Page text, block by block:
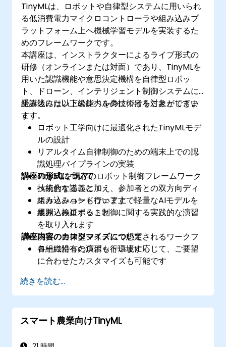
TinyMLは、ロボットや自律型システムに用いられ
る低消費電力マイクロコントローラや組み込みプ
ラットフォーム上へ機械学習モデルを実装するた
めのフレームワークです。
本講座は、インストラクターによるライブ形式の
研修（オンラインまたは対面）であり、TinyMLを
用いた認識機能や意思決定機構を自律型ロボッ
ト、ドローン、インテリジェント制御システムに
組み込みたい上級レベルの技術者を対象としてい
ます。
受講後には以下の能力を身につけることができま
す：
ロボット工学向けに最適化されたTinyMLモデ
ルの設計
リアルタイム自律制御のための端末上での認
識処理パイプラインの実装
TinyMLを既存のロボット制御フレームワーク
へ統合すること
組み込みハードウェア上で軽量なAIモデルを
展開・検証すること
講座の形式について
技術的な講義に加え、参加者との双方向ディ
スカッションも行います
組み込みロボット制御に関する実践的な演習
を取り入れます
現実の自律型システムで想定されるワークフ
ローに沿った演習も行います
講座内容のカスタマイズについて
各組織特有のロボット環境に応じて、ご要望
に合わせたカスタマイズも可能です
続きを読む...
スマート農業向けTinyML